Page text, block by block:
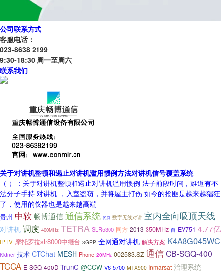
公司联系方式
客服电话：
023-8638 2199
9:30-18:30 周一至周六
联系我们
关于对讲机整顿和遏止对讲机滥用惯例方法对讲机信号覆盖系统
（ ）：关于对讲机整顿和遏止对讲机滥用惯例 法子前段时间，难道有不
法分子手持 对讲机 ，入室盗窃，并将屋主打伤 如今的抢匪是越来越猖狂
了，使用的仪器也是越来越高端
贵州 中软畅博通信通信系统 民间 数字无线对讲 室内全向吸顶天线
对讲机 调度 400MHz TETRA SLR5300 同方 2013 350MHz 自 EV751 4.77亿
IPTV 摩托罗拉slr8000中继台 3GPP 全网通对讲机 解决方案 K4A8G045WC
Kidner 技术 CTChat MESH Phone 20MHz 002583.SZ 通信CB-SGQ-400
TCCA E-SGQ-400D TrunC @CCW VS-5700 MTX900 Inmarsat 治理系统